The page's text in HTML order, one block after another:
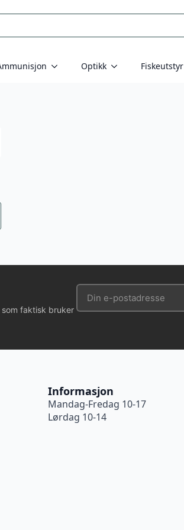
Optikk Fiskeutstyr
faktisk bruker
Informasjon
Mandag-Fredag 10-17
Lørdag 10-14